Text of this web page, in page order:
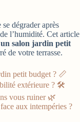
dégrader après
l’humidité. Cet article
salon jardin petit
de votre terrasse.
petit budget ? 📏
extérieure ? 🛠️
vous ruiner 🌿
aux intempéries ?